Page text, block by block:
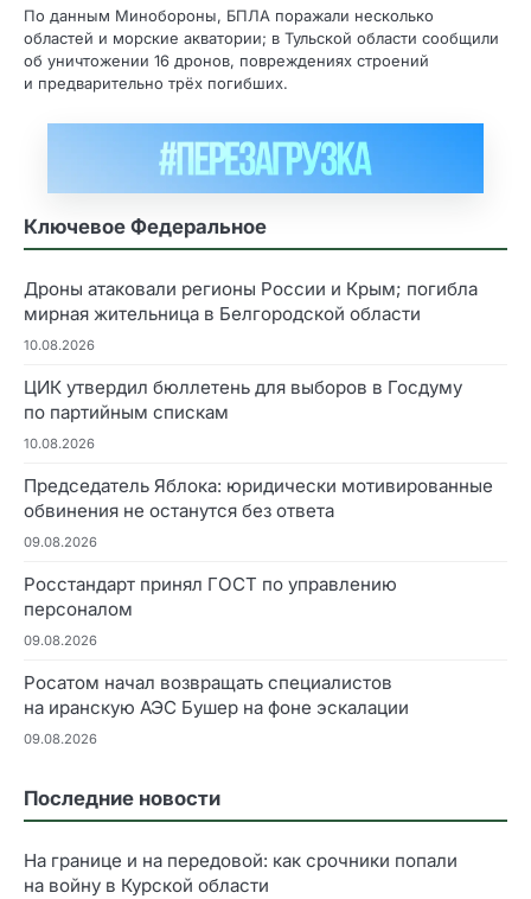
По данным Минобороны, БПЛА поражали несколько
областей и морские акватории; в Тульской области сообщили
об уничтожении 16 дронов, повреждениях строений
и предварительно трёх погибших.
Ключевое Федеральное
Дроны атаковали регионы России и Крым; погибла
мирная жительница в Белгородской области
10.08.2026
ЦИК утвердил бюллетень для выборов в Госдуму
по партийным спискам
10.08.2026
Председатель Яблока: юридически мотивированные
обвинения не останутся без ответа
09.08.2026
Росстандарт принял ГОСТ по управлению
персоналом
09.08.2026
Росатом начал возвращать специалистов
на иранскую АЭС Бушер на фоне эскалации
09.08.2026
Последние новости
На границе и на передовой: как срочники попали
на войну в Курской области